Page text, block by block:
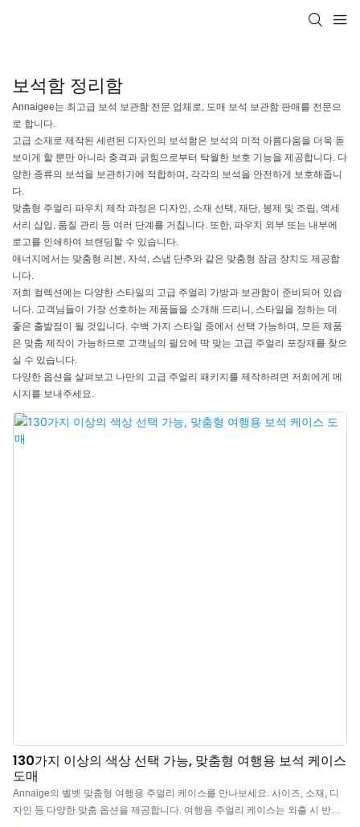
보석함 정리함
Annaigee는 최고급 보석 보관함 전문 업체로, 도매 보석 보관함 판매를 전문으
로 합니다.
고급 소재로 제작된 세련된 디자인의 보석함은 보석의 미적 아름다움을 더욱 돋
보이게 할 뿐만 아니라 충격과 긁힘으로부터 탁월한 보호 기능을 제공합니다. 다
양한 종류의 보석을 보관하기에 적합하며, 각각의 보석을 안전하게 보호해줍니
다.
맞춤형 주얼리 파우치 제작 과정은 디자인, 소재 선택, 재단, 봉제 및 조립, 액세
서리 삽입, 품질 관리 등 여러 단계를 거칩니다. 또한, 파우치 외부 또는 내부에
로고를 인쇄하여 브랜딩할 수 있습니다.
애너지에서는 맞춤형 리본, 자석, 스냅 단추와 같은 맞춤형 잠금 장치도 제공합
니다.
저희 컬렉션에는 다양한 스타일의 고급 주얼리 가방과 보관함이 준비되어 있습
니다. 고객님들이 가장 선호하는 제품들을 소개해 드리니, 스타일을 정하는 데
좋은 출발점이 될 것입니다. 수백 가지 스타일 중에서 선택 가능하며, 모든 제품
은 맞춤 제작이 가능하므로 고객님의 필요에 딱 맞는 고급 주얼리 포장재를 찾으
실 수 있습니다.
다양한 옵션을 살펴보고 나만의 고급 주얼리 패키지를 제작하려면 저희에게 메
시지를 보내주세요.
130가지 이상의 색상 선택 가능, 맞춤형 여행용 보석 케이스
도매
Annaige의 벨벳 맞춤형 여행용 주얼리 케이스를 만나보세요. 사이즈, 소재, 디
자인 등 다양한 맞춤 옵션을 제공합니다. 여행용 주얼리 케이스는 외출 시 반지,